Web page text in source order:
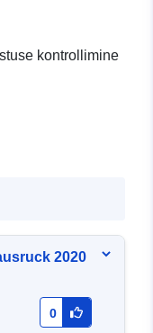
kontrollimine
2020
0